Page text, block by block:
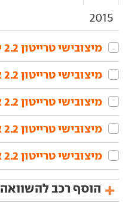
2015
מיצובישי‏ טרייטון‏ 2.2 ידני Invite 2X4
מיצובישי‏ טרייטון‏ 2.2 אוט' Instyle 2X4
מיצובישי‏ טרייטון‏ 2.2 אוט' Desert 4X4
מיצובישי‏ טרייטון‏ 2.2 אוט' Dakar 4X4
מיצובישי‏ טרייטון‏ 2.2 אוט' Dakar SE 4X4
הוסף רכב להשוואה